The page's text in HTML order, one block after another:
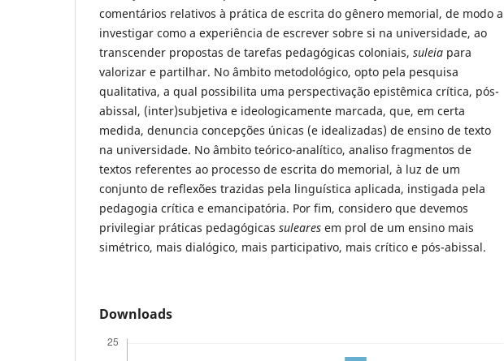
comentários relativos à prática de escrita do gênero memorial, de modo a
investigar como a experiência de escrever sobre si na universidade, ao
transcender propostas de tarefas pedagógicas coloniais, suleia para
valorizar e partilhar. No âmbito metodológico, opto pela pesquisa
qualitativa, a qual possibilita uma perspectivação epistêmica crítica, pós-
abissal, (inter)subjetiva e ideologicamente marcada, que, em certa
medida, denuncia concepções únicas (e idealizadas) de ensino de texto
na universidade. No âmbito teórico-analítico, analiso fragmentos de
textos referentes ao processo de escrita do memorial, à luz de um
conjunto de reflexões trazidas pela linguística aplicada, instigada pela
pedagogia crítica e emancipatória. Por fim, considero que devemos
privilegiar práticas pedagógicas suleares em prol de um ensino mais
simétrico, mais dialógico, mais participativo, mais crítico e pós-abissal.
Downloads